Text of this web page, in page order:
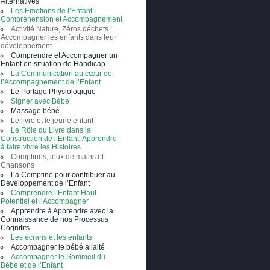
Les Emotions de l’Enfant :
Compréhension et Accompagnement
Activité Nature, Zéros déchets :
Accompagner les enfants dans leur
développement
Comprendre et Accompagner un
Enfant en situation de Handicap
La Communication au cœur de
l’Accompagnement de l’Enfant
Le Portage Physiologique
Signer avec Bébé
Massage bébé
Le livre et le jeune enfant
Le Rôle du Livre dans la
Construction de l’Enfant. Apprendre
à faire vivre les Histoires
Comptines, jeux de mains et
Chansons
La Comptine pour contribuer au
Développement de l’Enfant
Comprendre l’Enfant Haut
Potentiel et l’Accompagner
Apprendre à Apprendre avec la
Connaissance de nos Processus
Cognitifs
Les écrans et les enfants
Accompagner le bébé allaité
Accompagner le Sommeil du
Bébé et de l’Enfant